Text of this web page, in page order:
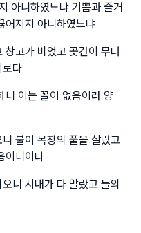
아니하였느냐 기쁨과 즐거
어지지 아니하였느냐
고가 비었고 곳간이 무너
로다
니 이는 꼴이 없음이라 양
불이 목장의 풀을 살랐고
이니이다
니 시내가 다 말랐고 들의